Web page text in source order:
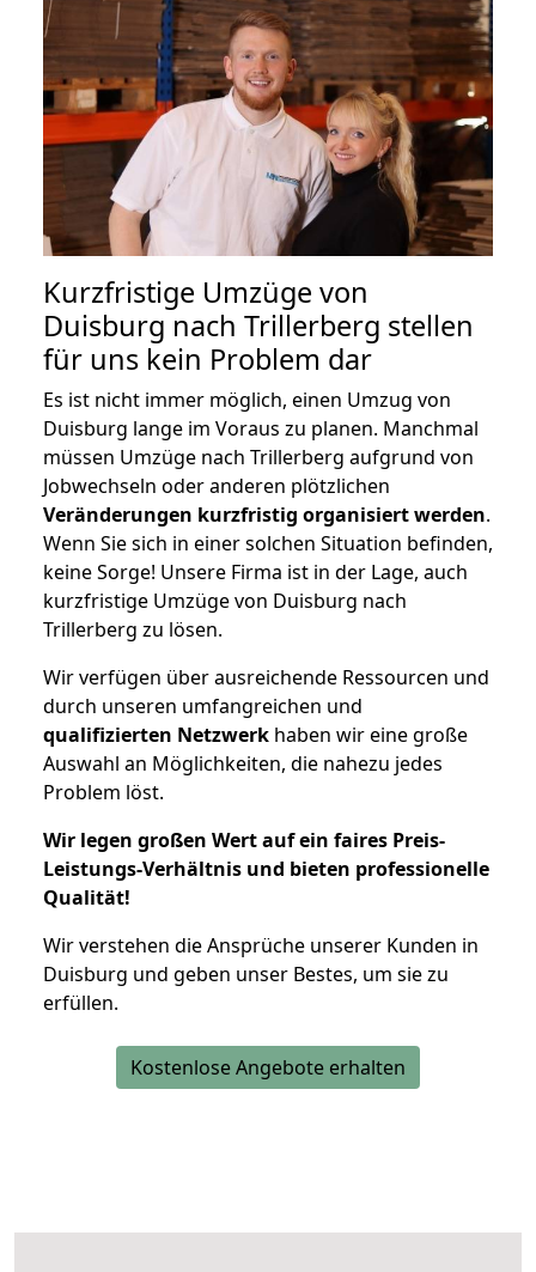
Kurzfristige Umzüge von
Duisburg nach Trillerberg stellen
für uns kein Problem dar
Es ist nicht immer möglich, einen Umzug von
Duisburg lange im Voraus zu planen. Manchmal
müssen Umzüge nach Trillerberg aufgrund von
Jobwechseln oder anderen plötzlichen
Veränderungen kurzfristig organisiert werden.
Wenn Sie sich in einer solchen Situation befinden,
keine Sorge! Unsere Firma ist in der Lage, auch
kurzfristige Umzüge von Duisburg nach
Trillerberg zu lösen.
Wir verfügen über ausreichende Ressourcen und
durch unseren umfangreichen und
qualifizierten Netzwerk haben wir eine große
Auswahl an Möglichkeiten, die nahezu jedes
Problem löst.
Wir legen großen Wert auf ein faires Preis-
Leistungs-Verhältnis und bieten professionelle
Qualität!
Wir verstehen die Ansprüche unserer Kunden in
Duisburg und geben unser Bestes, um sie zu
erfüllen.
Kostenlose Angebote erhalten